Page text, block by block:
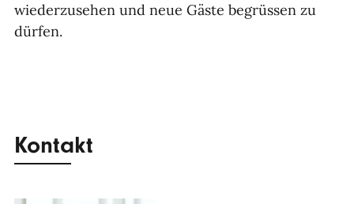
wiederzusehen und neue Gäste begrüssen zu
dürfen.
Kontakt